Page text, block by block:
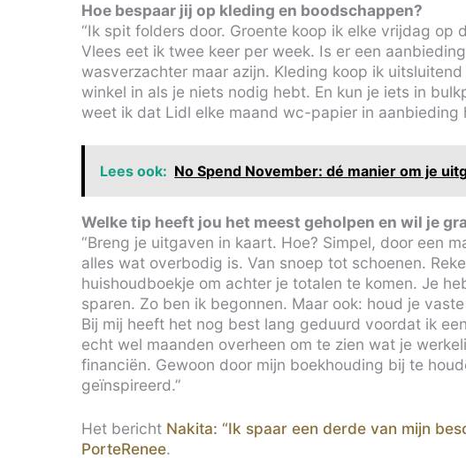
Hoe bespaar jij op kleding en boodschappen?
“Ik spit folders door. Groente koop ik elke vrijdag op
Vlees eet ik twee keer per week. Is er een
wasverzachter maar azijn. Kleding koop ik
winkel in als je niets nodig hebt. En kun je iets in
weet ik dat Lidl elke maand wc-papier in aanbieding
Lees ook: No Spend November: dé manier om je
Welke tip heeft jou het meest geholpen en wil je
“Breng je uitgaven in kaart. Hoe? Simpel, door een
alles wat overbodig is. Van snoep tot schoenen.
huishoudboekje om achter je totalen te komen. Je
sparen. Zo ben ik begonnen. Maar ook: houd je
Bij mij heeft het nog best lang geduurd voordat ik
echt wel maanden overheen om te zien wat je
financiën. Gewoon door mijn boekhouding bij te
geïnspireerd.”
Het bericht Nakita: “Ik spaar een derde van mijn
PorteRenee.